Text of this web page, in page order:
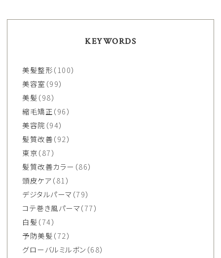
KEYWORDS
美髪整形（100）
美容室 （99）
美髪（98）
縮毛矯正（96）
美容院 （94）
髪質改善（92）
東京（87）
髪質改善カラー （86）
頭皮ケア（81）
デジタルパーマ （79）
コテ巻き風パーマ（77）
白髪（74）
予防美髪（72）
グローバルミルボン （68）